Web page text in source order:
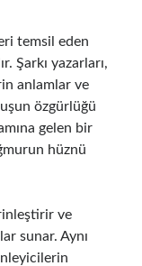
temsil eden
Şarkı yazarları,
anlamlar ve
özgürlüğü
gelen bir
hüznü
ve
sunar. Aynı